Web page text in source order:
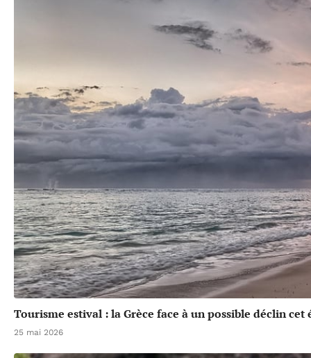
Tourisme estival : la Grèce face à un possible déclin cet
25 mai 2026